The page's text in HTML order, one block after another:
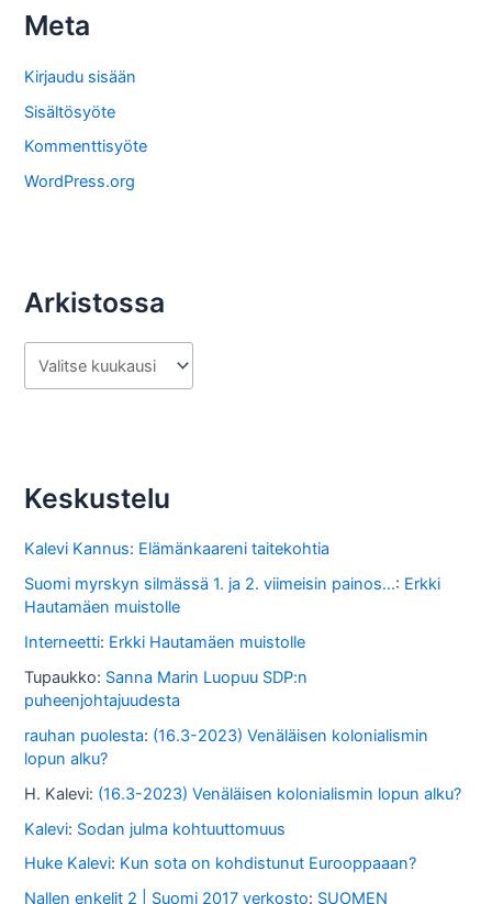
s
o
s
t
a
Meta
Kirjaudu sisään
Sisältösyöte
Kommenttisyöte
WordPress.org
Arkistossa
r
s
o
s
s
a
Keskustelu
Kalevi Kannus: Elämänkaareni taitekohtia
Suomi myrskyn silmässä 1. ja 2. viimeisin painos...: Erkki
Hautamäen muistolle
Interneetti: Erkki Hautamäen muistolle
Tupaukko: Sanna Marin Luopuu SDP:n
puheenjohtajuudesta
rauhan puolesta: (16.3-2023) Venäläisen kolonialismin
lopun alku?
H. Kalevi: (16.3-2023) Venäläisen kolonialismin lopun alku?
Kalevi: Sodan julma kohtuuttomuus
Huke Kalevi: Kun sota on kohdistunut Eurooppaaan?
Nallen enkelit 2 | Suomi 2017 verkosto: SUOMEN